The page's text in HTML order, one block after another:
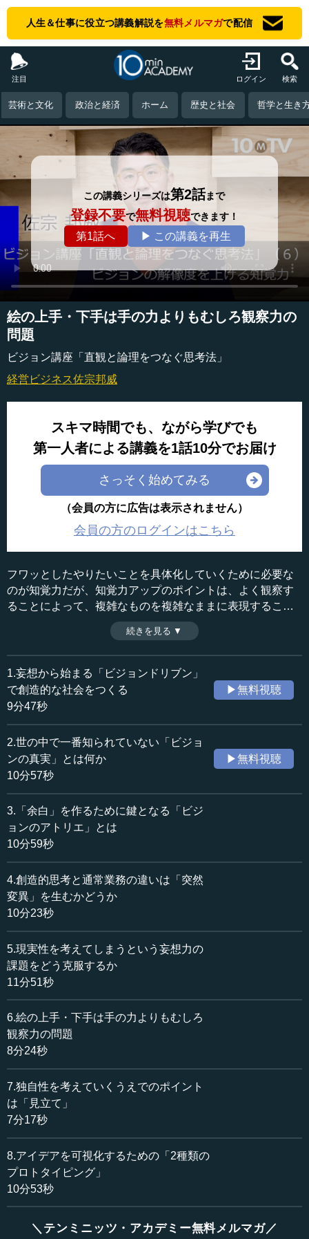
人生＆仕事に役立つ講義解説を無料メルマガで配信
注目 ログイン 検索
芸術と文化 政治と経済 ホーム 歴史と社会 哲学と生き
この講義シリーズは第2話まで
登録不要で無料視聴できます！
第1話へ ▶ この講義を再生
絵の上手・下手は手の力よりもむしろ観察力の
問題
ビジョン講座「直観と論理をつなぐ思考法」
経営ビジネス佐宗邦威
スキマ時間でも、ながら学びでも
第一人者による講義を1話10分でお届け
さっそく始めてみる
（会員の方に広告は表示されません）
会員の方のログインはこちら
フワッとしたやりたいことを具体化していくために必要な
のが知覚力だが、知覚力アップのポイントは、よく観察す
ることによって、複雑なものを複雑なままに表現すること
だという。それはどういうことなのか。具体的に「知覚
力」を鍛えるために有用な思考法、エクササイズについて
論じていく。（全8話中第6話）
収録日：2020年11月4日
追加日：2020年12月28日
カテゴリー：
社会・福祉
政治
発想法とビジョン
≪全文≫
ること
次が知覚力になります。
になります。
知覚力のポイントは、セザンヌの絵がここに描いてあり
ますが、よく観察することによって、複雑なものを、複雑
なままに、自分自身が感じてそれを表現することです。
スライドの絵は、私が昔、自画像を描くワークショップ
で描いた絵です。ワークショップに参加した前後でこれだ
けの絵のクオリティーの変化が出てくるということを、私
自身が体験しました。
は、手の力というよりも、観察する力だということです。
物事をどれだけ詳しく、細部まで詳細に感じられている
か、見ているか。そのようにして見ていくと、実は絵はよ
り描けるようになります。
●イメージ脳で観るための方法
いわゆる、左脳・右脳ということが世の中でいわれてい
ますけれども、言語脳とイメージ脳、この中でもイメージ
続きを見る ▼
1.妄想から始まる「ビジョンドリブン」
で創造的な社会をつくる
9分47秒
▶無料視聴
2.世の中で一番知られていない「ビジョ
ンの真実」とは何か
10分57秒
▶無料視聴
3.「余白」を作るために鍵となる「ビジ
ョンのアトリエ」とは
10分59秒
4.創造的思考と通常業務の違いは「突然
変異」を生むかどうか
10分23秒
5.現実性を考えてしまうという妄想力の
課題をどう克服するか
11分51秒
6.絵の上手・下手は手の力よりもむしろ
観察力の問題
8分24秒
7.独自性を考えていくうえでのポイント
は「見立て」
7分17秒
8.アイデアを可視化するための「2種類の
プロトタイピング」
10分53秒
＼テンミニッツ・アカデミー無料メルマガ／